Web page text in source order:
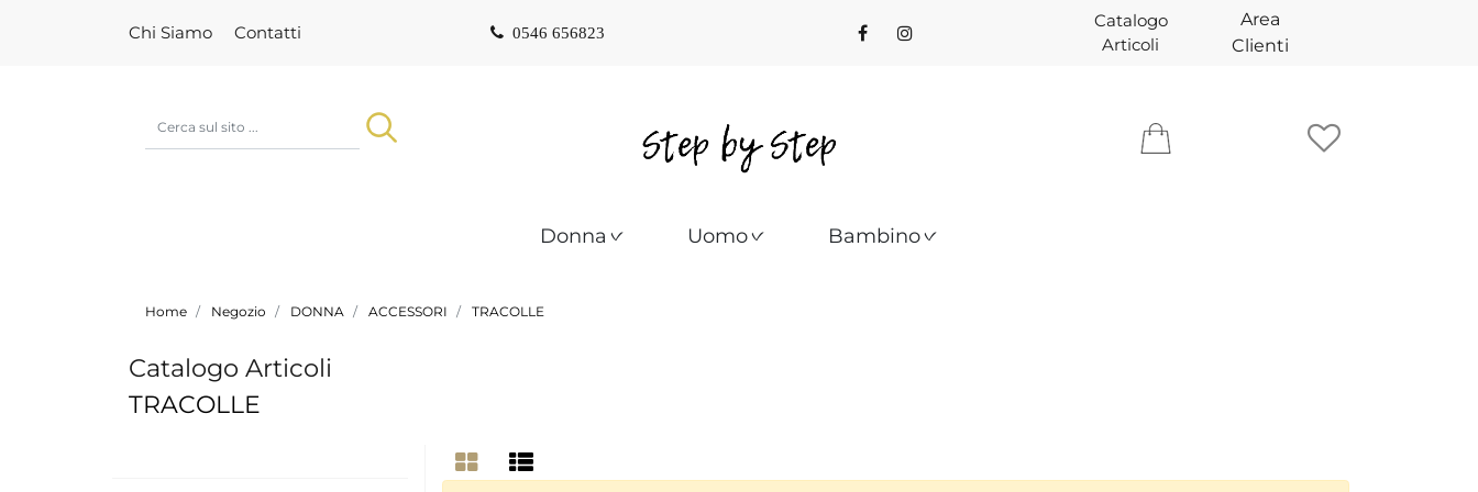
Chi Siamo Contatti 0546 656823
Catalogo
Articoli
Area
Clienti
Donna Uomo Bambino
Home Negozio DONNA ACCESSORI TRACOLLE
Catalogo Articoli
TRACOLLE